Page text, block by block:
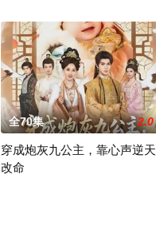
全70集 2.0
穿成炮灰九公主，靠心声逆天
改命